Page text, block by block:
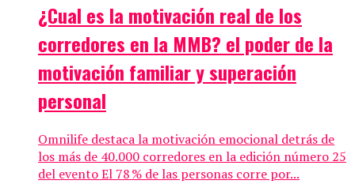
¿Cual es la motivación real de los
corredores en la MMB? el poder de la
motivación familiar y superación
personal
Omnilife destaca la motivación emocional detrás de
los más de 40.000 corredores en la edición número 25
del evento El 78 % de las personas corre por...